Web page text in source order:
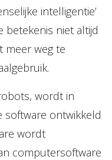
intelligentie’
betekenis niet altijd
meer weg te
wordt in
ontwikkeld
wordt
computersoftware